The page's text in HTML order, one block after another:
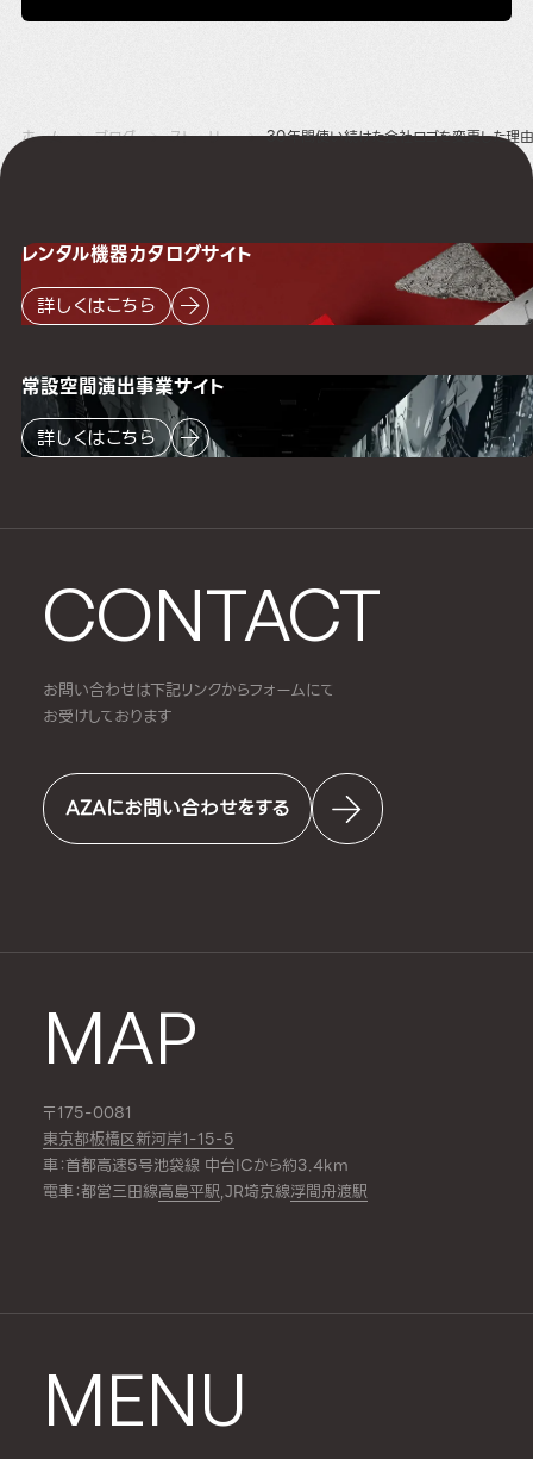
ホーム ブログ ストーリー 30年間使い続けた会社ロゴを変更した理
CONTACT
お問い合わせは下記リンクからフォームにて
お受けしております
AZAにお問い合わせをする
MAP
〒175-0081
東京都板橋区新河岸1-15-5
車：首都高速5号池袋線 中台ICから約3.4km
電車：都営三田線高島平駅,JR埼京線浮間舟渡駅
レンタル機器カタログサイト
詳しくはこちら
常設空間演出事業サイト
詳しくはこちら
MENU